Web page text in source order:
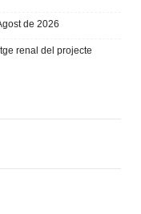
de 2026
renal del projecte